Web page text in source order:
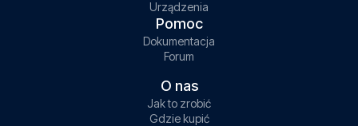
Urządzenia
Pomoc
Dokumentacja
Forum
O nas
Jak to zrobić
Gdzie kupić